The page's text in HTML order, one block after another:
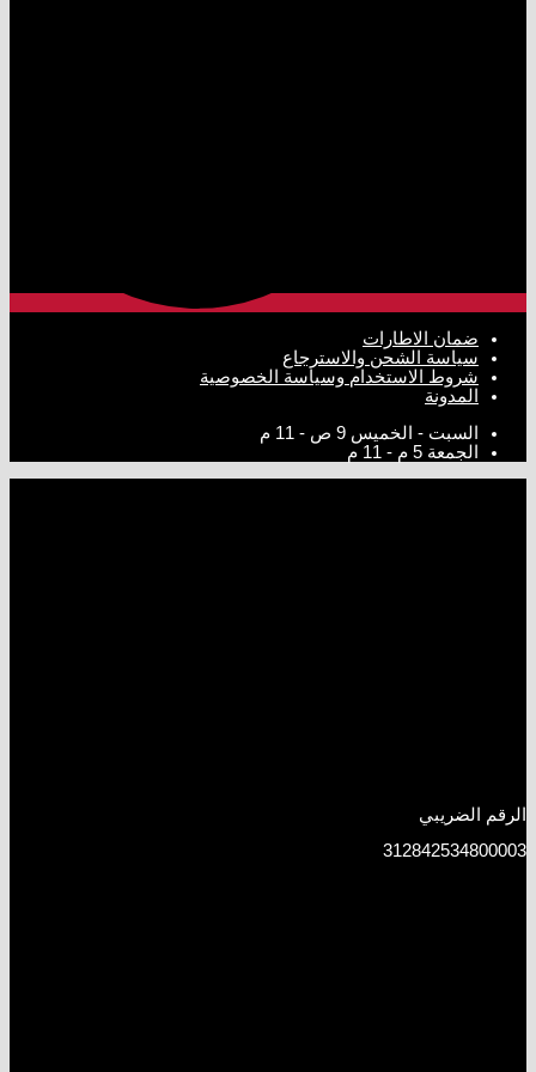
ضمان الاطارات
سياسة الشحن والاسترجاع
شروط الاستخدام وسياسة الخصوصية
المدونة
السبت - الخميس 9 ص - 11 م
الجمعة 5 م - 11 م
الرقم الضريبي
312842534800003